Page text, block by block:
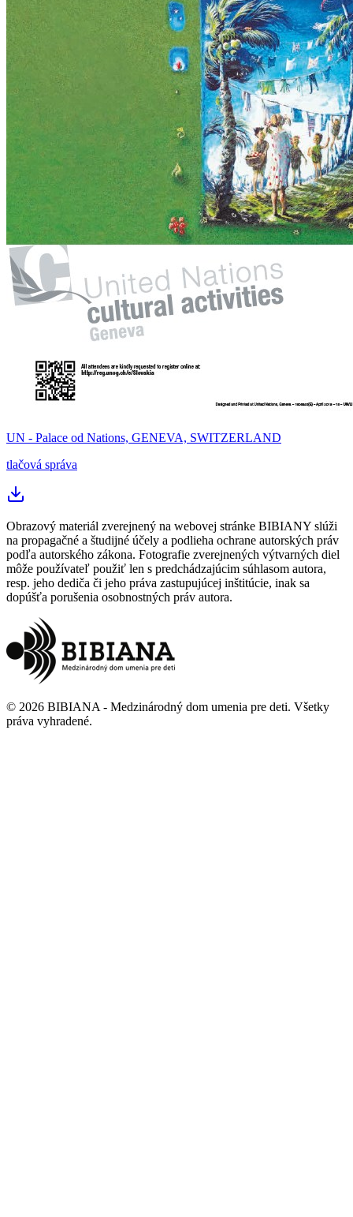
UN - Palace od Nations, GENEVA, SWITZERLAND
tlačová správa
Obrazový materiál zverejnený na webovej stránke BIBIANY slúži
na propagačné a študijné účely a podlieha ochrane autorských práv
podľa autorského zákona. Fotografie zverejnených výtvarných diel
môže používateľ použiť len s predchádzajúcim súhlasom autora,
resp. jeho dediča či jeho práva zastupujúcej inštitúcie, inak sa
dopúšťa porušenia osobnostných práv autora.
© 2026 BIBIANA - Medzinárodný dom umenia pre deti. Všetky
práva vyhradené.